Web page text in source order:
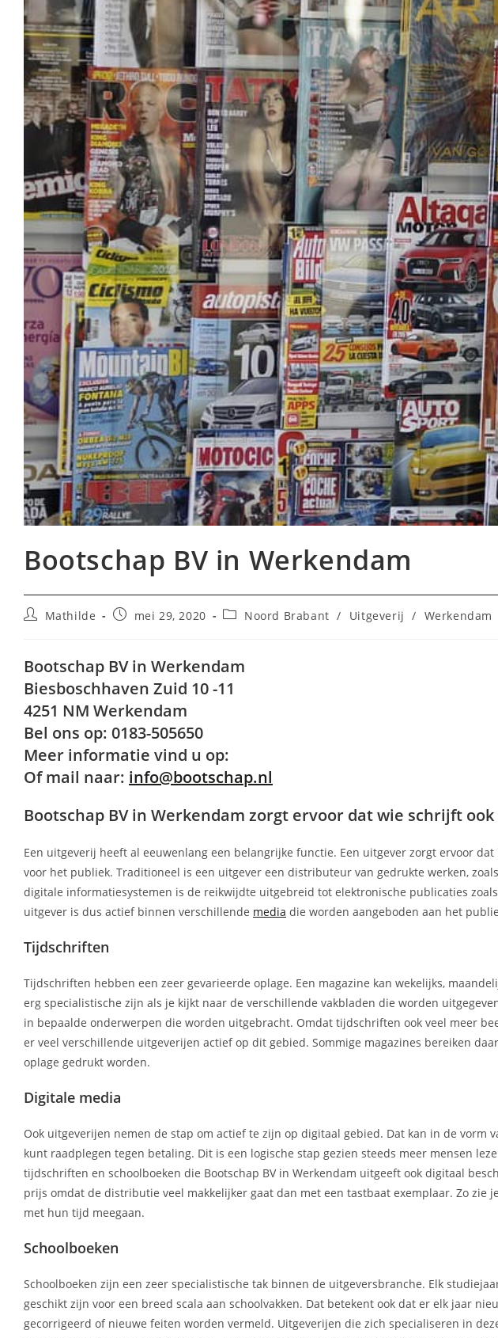
Bootschap BV in Werkendam
BerichtMathilde
Berichtmei 29, 2020 Berichtcategorie:
Noord Brabant / Uitgeverij / Werkendam
Bootschap BV in Werkendam
Biesboschhaven Zuid 10 -11
4251 NM Werkendam
Bel ons op: 0183-505650
Meer informatie vind u op:
Of mail naar: info@bootschap.nl
Bootschap BV in Werkendam zorgt ervoor dat wie schrijft
Een uitgeverij heeft al eeuwenlang een belangrijke functie. Een uitgever zorgt ervoor
voor het publiek. Traditioneel is een uitgever een distributeur van gedrukte werken,
digitale informatiesystemen is de reikwijdte uitgebreid tot elektronische publicaties
uitgever is dus actief binnen verschillende media die worden aangeboden aan het
Tijdschriften
Tijdschriften hebben een zeer gevarieerde oplage. Een magazine kan wekelijks,
erg specialistische zijn als je kijkt naar de verschillende vakbladen die worden
in bepaalde onderwerpen die worden uitgebracht. Omdat tijdschriften ook veel meer
er veel verschillende uitgeverijen actief op dit gebied. Sommige magazines bereiken
oplage gedrukt worden.
Digitale media
Ook uitgeverijen nemen de stap om actief te zijn op digitaal gebied. Dat kan in de vorm
kunt raadplegen tegen betaling. Dit is een logische stap gezien steeds meer mensen
tijdschriften en schoolboeken die Bootschap BV in Werkendam uitgeeft ook digitaal
prijs omdat de distributie veel makkelijker gaat dan met een tastbaat exemplaar. Zo zie
met hun tijd meegaan.
Schoolboeken
Schoolboeken zijn een zeer specialistische tak binnen de uitgeversbranche. Elk
geschikt zijn voor een breed scala aan schoolvakken. Dat betekent ook dat er elk jaar
gecorrigeerd of nieuwe feiten worden vermeld. Uitgeverijen die zich specialiseren in